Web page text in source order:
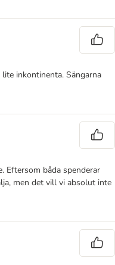
inkontinenta. Sängarna
Eftersom båda spenderar
men det vill vi absolut inte